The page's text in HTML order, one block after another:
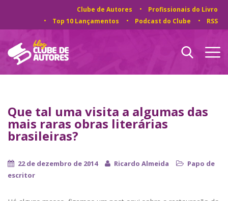
Clube de Autores
Profissionais do Livro
Top 10 Lançamentos
Podcast do Clube RSS
Que tal uma visita a algumas das
mais raras obras literárias
brasileiras?
22 de dezembro de 2014 Ricardo Almeida
Papo de
escritor